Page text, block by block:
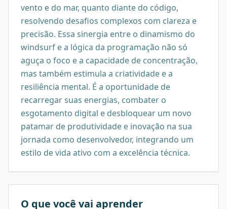
vento e do mar, quanto diante do código,
resolvendo desafios complexos com clareza e
precisão. Essa sinergia entre o dinamismo do
windsurf e a lógica da programação não só
aguça o foco e a capacidade de concentração,
mas também estimula a criatividade e a
resiliência mental. É a oportunidade de
recarregar suas energias, combater o
esgotamento digital e desbloquear um novo
patamar de produtividade e inovação na sua
jornada como desenvolvedor, integrando um
estilo de vida ativo com a excelência técnica.
O que você vai aprender